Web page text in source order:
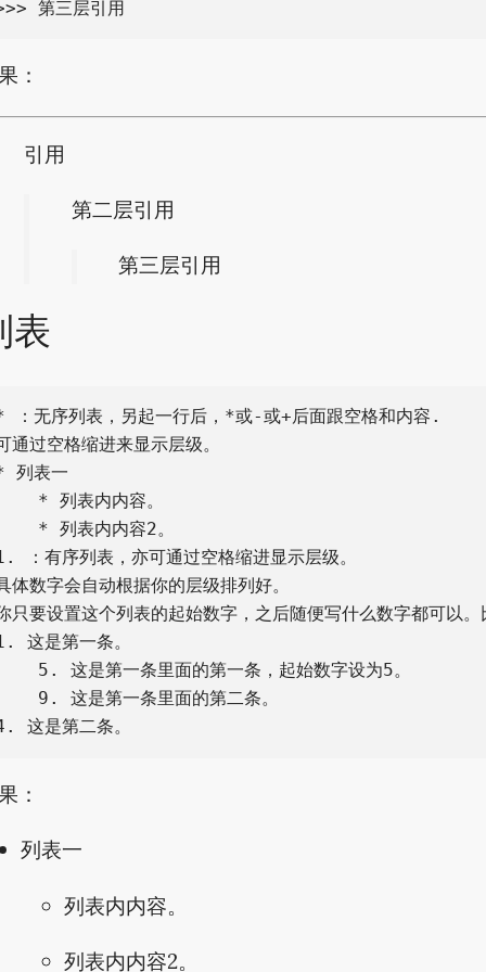
：
引用
第二层引用
第三层引用
表
：无序列表，另起一行后，*或-或+后面跟空格和内容.
通过空格缩进来显示层级。
列表一
* 列表内内容。
* 列表内内容2。
：有序列表，亦可通过空格缩进显示层级。
体数字会自动根据你的层级排列好。
只要设置这个列表的起始数字，之后随便写什么数字都可以。
这是第一条。
5. 这是第一条里面的第一条，起始数字设为5。
9. 这是第一条里面的第二条。
：
列表一
列表内内容。
列表内内容2。